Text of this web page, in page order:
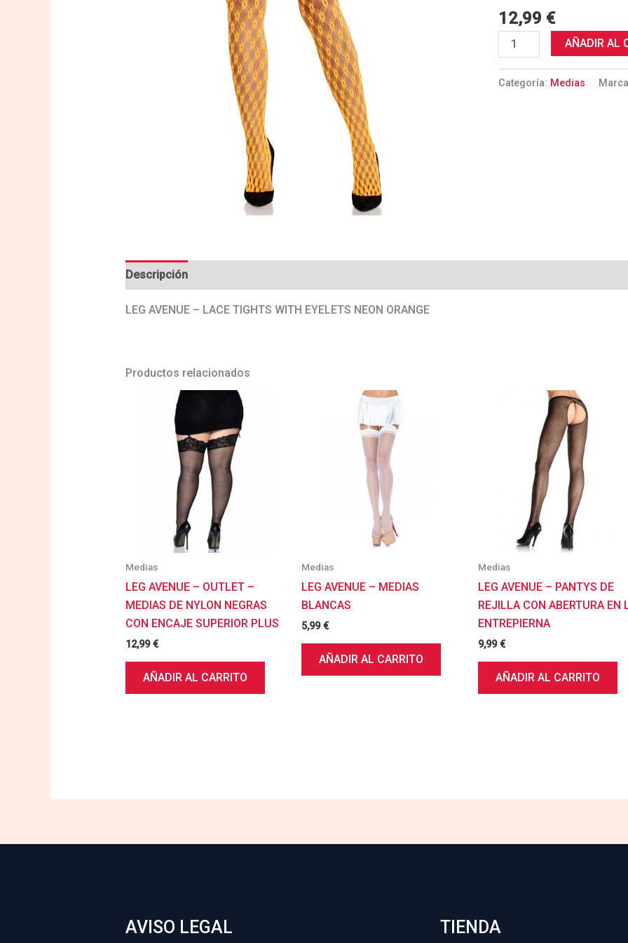
12,99 €
NARANJA
NEÓN
cantidad
AÑADIR AL
Categoría: Medias
Descripción
LEG AVENUE – LACE TIGHTS WITH EYELETS NEON ORANGE
Productos relacionados
Medias
LEG AVENUE – OUTLET –
MEDIAS DE NYLON NEGRAS
CON ENCAJE SUPERIOR PLUS
12,99€
AÑADIR AL CARRITO
Medias
LEG AVENUE – MEDIAS
BLANCAS
5,99€
AÑADIR AL CARRITO
Medias
LEG AVENUE – PANTYS DE
REJILLA CON ABERTURA EN
ENTREPIERNA
9,99€
AÑADIR AL CARRITO
AVISO LEGAL TIENDA